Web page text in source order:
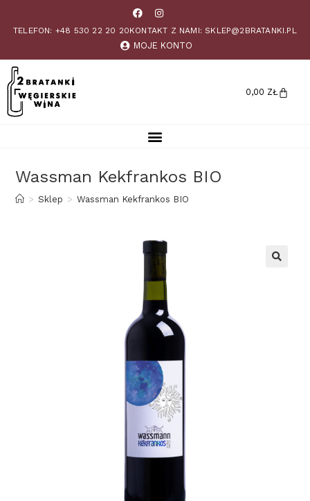
TELEFON: +48 530 22 20 20KONTAKT Z NAMI: SKLEP@2BRATANKI.PL
MOJE KONTO
0,00 ZŁ
Wassman Kekfrankos BIO
> Sklep > Wassman Kekfrankos BIO